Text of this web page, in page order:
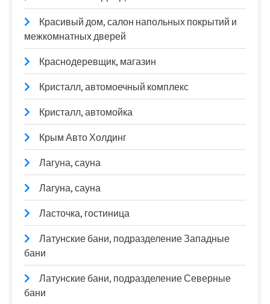
Красивый дом, салон напольных покрытий и
межкомнатных дверей
Краснодеревщик, магазин
Кристалл, автомоечный комплекс
Кристалл, автомойка
Крым Авто Холдинг
Лагуна, сауна
Лагуна, сауна
Ласточка, гостиница
Латунские бани, подразделение Западные
бани
Латунские бани, подразделение Северные
бани